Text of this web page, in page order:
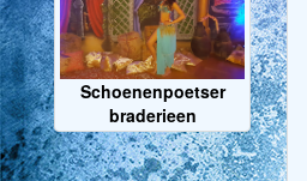
Schoenenpoetser
braderieen